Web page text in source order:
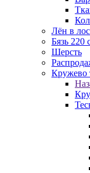
Лён в
Бязь 220
Шерсть
Кружево